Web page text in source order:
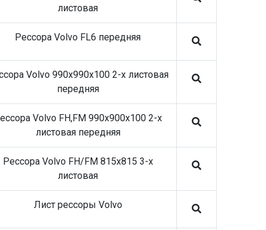
листовая
Рессора Volvo FL6 передняя
Volvo 990x990x100 2-х листовая
передняя
Volvo FH,FM 990x900x100 2-х
листовая передняя
Рессора Volvo FH/FM 815x815 3-х
листовая
Лист рессоры Volvo